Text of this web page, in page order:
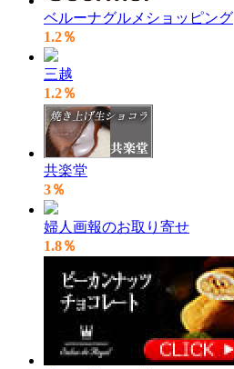
ベルーナグルメショッピング
1.2％
三越
1.2％
共楽堂
3％
婦人画報のお取り寄せ
1.8％